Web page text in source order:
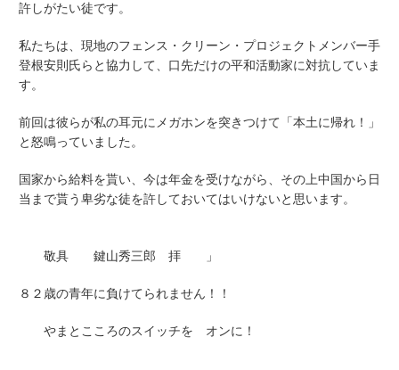
許しがたい徒です。
私たちは、現地のフェンス・クリーン・プロジェクトメンバー手
登根安則氏らと協力して、口先だけの平和活動家に対抗していま
す。
前回は彼らが私の耳元にメガホンを突きつけて「本土に帰れ！」
と怒鳴っていました。
国家から給料を貰い、今は年金を受けながら、その上中国から日
当まで貰う卑劣な徒を許しておいてはいけないと思います。
敬具 鍵山秀三郎 拝 」
８２歳の青年に負けてられません！！
やまとこころのスイッチを オンに！